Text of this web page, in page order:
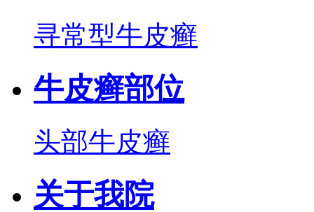
寻常型牛皮癣
牛皮癣部位
头部牛皮癣
关于我院